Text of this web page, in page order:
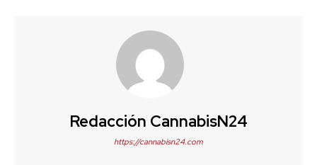
Redacción CannabisN24
https://cannabisn24.com